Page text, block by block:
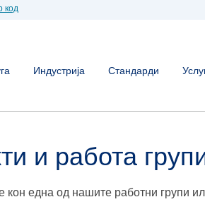
код
Индустрија Стандарди
и работа
кон една од нашите работни групи